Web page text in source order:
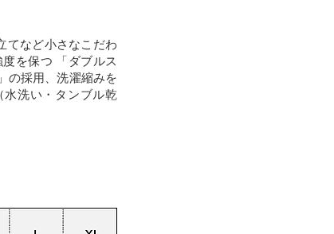
てなど小さなこだわ
を保つ 「ダブルス
の採用、洗濯縮みを
洗い・タンブル乾